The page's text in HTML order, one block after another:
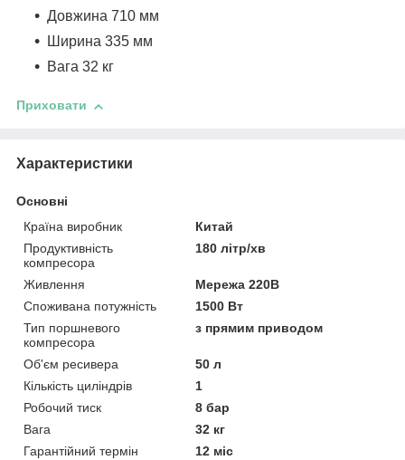
Довжина 710 мм
Ширина 335 мм
Вага 32 кг
Приховати
Характеристики
Основні
Країна виробник
Китай
Продуктивність
компресора
180 літр/хв
Живлення
Мережа 220В
Споживана потужність
1500 Вт
Тип поршневого
компресора
з прямим приводом
Об'єм ресивера
50 л
Кількість циліндрів
1
Робочий тиск
8 бар
Вага
32 кг
Гарантійний термін
12 міс